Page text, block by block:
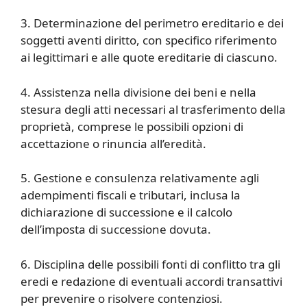
3. Determinazione del perimetro ereditario e dei
soggetti aventi diritto, con specifico riferimento
ai legittimari e alle quote ereditarie di ciascuno.
4. Assistenza nella divisione dei beni e nella
stesura degli atti necessari al trasferimento della
proprietà, comprese le possibili opzioni di
accettazione o rinuncia all’eredità.
5. Gestione e consulenza relativamente agli
adempimenti fiscali e tributari, inclusa la
dichiarazione di successione e il calcolo
dell’imposta di successione dovuta.
6. Disciplina delle possibili fonti di conflitto tra gli
eredi e redazione di eventuali accordi transattivi
per prevenire o risolvere contenziosi.